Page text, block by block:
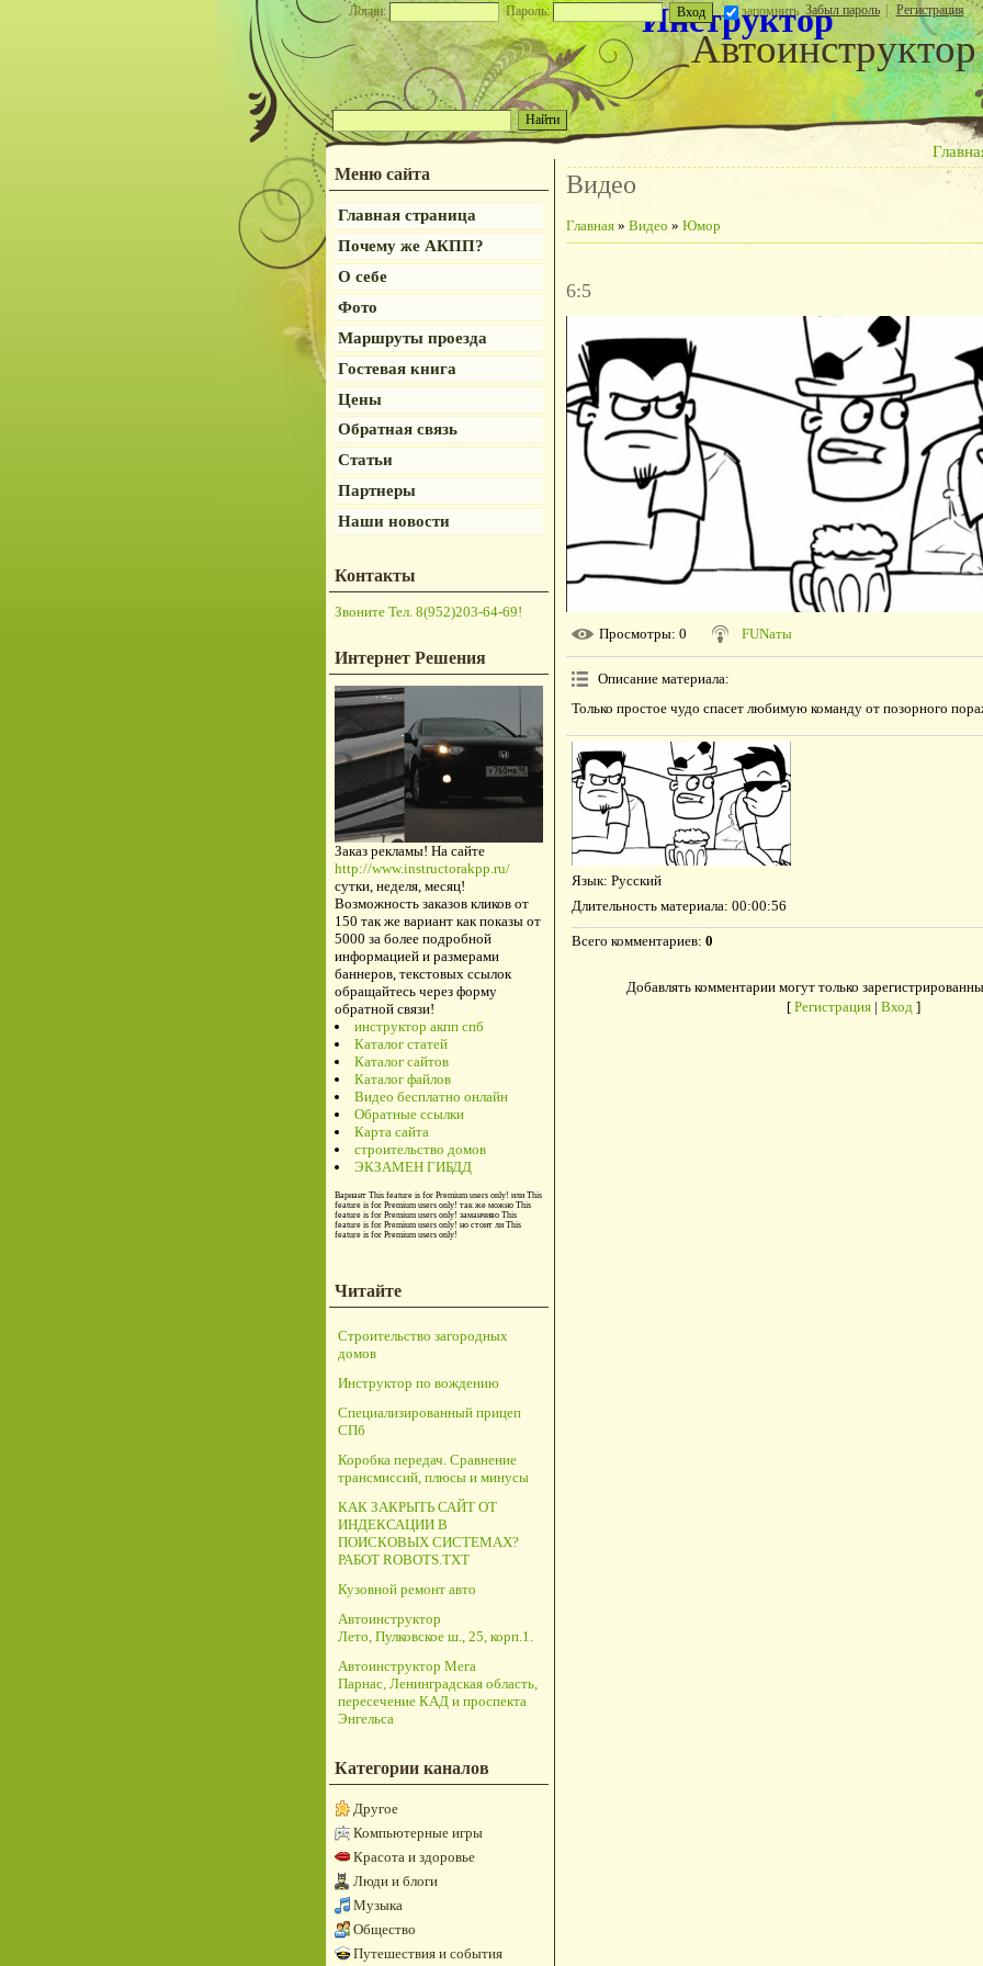
Логин: Пароль: запомнить Забыл пароль | Регистрация
Автоинструктор
Инструктор
Меню сайта
Главная страница
Почему же АКПП?
О себе
Фото
Маршруты проезда
Гостевая книга
Цены
Обратная связь
Статьи
Партнеры
Наши новости
Контакты
Звоните Тел. 8(952)203-64-69!
Интернет Решения
Заказ рекламы! На сайте
http://www.instructorakpp.ru/
сутки, неделя, месяц!
Возможность заказов кликов от
150 так же вариант как показы от
5000 за более подробной
информацией и размерами
баннеров, текстовых ссылок
обращайтесь через форму
обратной связи!
инструктор акпп спб
Каталог статей
Каталог сайтов
Каталог файлов
Видео бесплатно онлайн
Обратные ссылки
Карта сайта
строительство домов
ЭКЗАМЕН ГИБДД
Вариант This feature is for Premium users only! или This
feature is for Premium users only! так же можно This
feature is for Premium users only! заманчиво This
feature is for Premium users only! но стоит ли This
feature is for Premium users only!
Читайте
Строительство загородных
домов
Инструктор по вождению
Специализированный прицеп
СПб
Коробка передач. Сравнение
трансмиссий, плюсы и минусы
КАК ЗАКРЫТЬ САЙТ ОТ
ИНДЕКСАЦИИ В
ПОИСКОВЫХ СИСТЕМАХ?
РАБОТ ROBOTS.TXT
Кузовной ремонт авто
Автоинструктор
Лето, Пулковское ш., 25, корп.1.
Автоинструктор Мега
Парнас, Ленинградская область,
пересечение КАД и проспекта
Энгельса
Категории каналов
Другое
Компьютерные игры
Красота и здоровье
Люди и блоги
Музыка
Общество
Путешествия и события
Видео
Главная» Видео » Юмор
6:5
Просмотры: 0 FUNаты
Описание материала:
Только простое чудо спасет любимую команду от позорного
Язык: Русский
Длительность материала: 00:00:56
Всего комментариев: 0
Добавлять комментарии могут только
[ Регистрация| Вход ]